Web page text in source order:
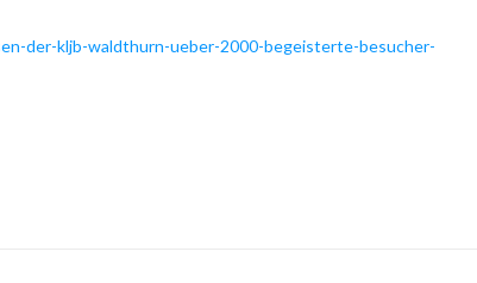
der-kljb-waldthurn-ueber-2000-begeisterte-besucher-